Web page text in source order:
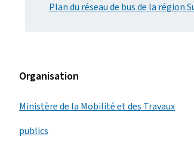
Plan du réseau de bus de la région
Organisation
Ministère de la Mobilité et des Travaux
publics